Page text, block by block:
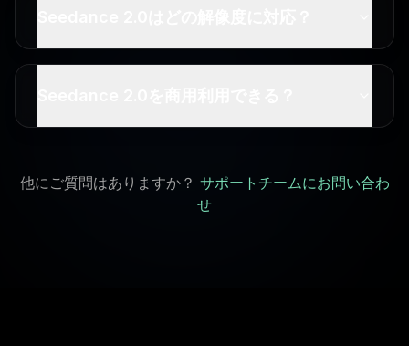
他にご質問はありますか？ サポートチームにお問い合わ
せ